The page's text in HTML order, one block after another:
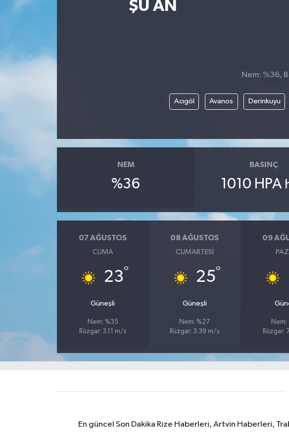
ŞU AN
Nem: %36,
Acıgöl Avanos Derinkuyu
NEM
%36
BASINÇ
1010 HPA
07 AĞUSTOS
CUMA
23°
Güneşli
Nem: %35
Rüzgar: 3.11 m/s
08 AĞUSTOS
CUMARTESI
25°
Güneşli
Nem: %27
Rüzgar: 3.39 m/s
09
Nem:
Rüzgar:
En güncel Son Dakika Rize Haberleri, Artvin Haberleri,
Gayrimenkul
HABERDE İNSAN
İNSAN